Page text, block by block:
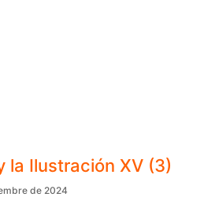
la Ilustración XV (3)
de 2024